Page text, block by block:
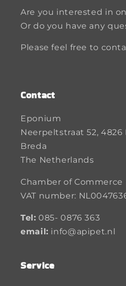
Are you interested in
Or do you have any
Please feel free to
Contact
Eponium
Neerpeltstraat 52, 4826
Breda
The Netherlands
Chamber of Commerce
VAT number:
Tel: 085- 0876 363
email: info@apipet.nl
Service